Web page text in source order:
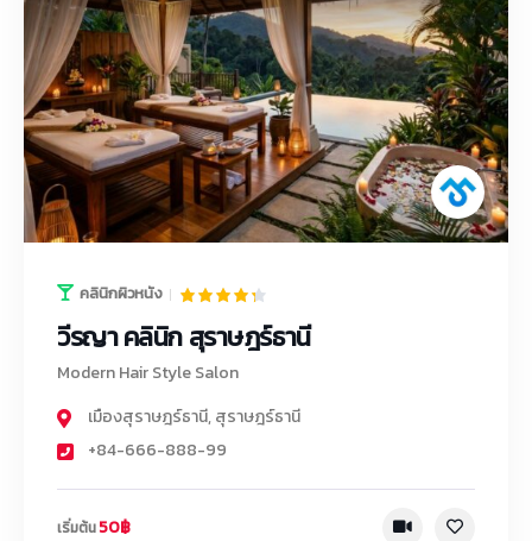
คลินิกผิวหนัง
วีรญา คลินิก สุราษฎร์ธานี
Modern Hair Style Salon
เมืองสุราษฎร์ธานี,สุราษฎร์ธานี
+84-666-888-99
เริ่มต้น50฿